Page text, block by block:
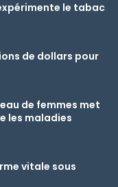
le tabac
de dollars pour
de femmes met
les maladies
vitale sous